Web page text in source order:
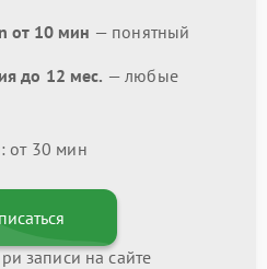
от 10 мин — понятный
до 12 мес. — любые
от 30 мин
записи на сайте